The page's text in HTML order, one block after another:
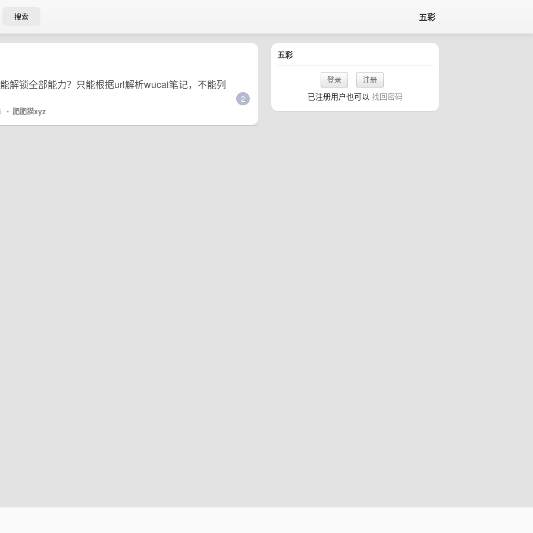
搜索 五彩
解锁全部能力？只能根据url解析wucai笔记，不能列
• 肥肥猫xyz
2
五彩
登录 注册
已注册用户也可以找回密码